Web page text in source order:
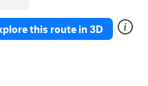
this route in 3D